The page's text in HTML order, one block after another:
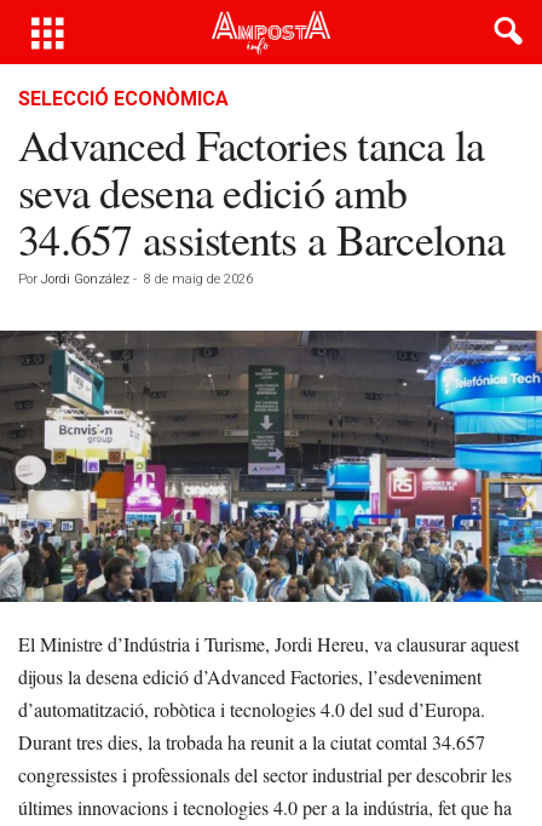
SELECCIÓ ECONÒMICA
Advanced Factories tanca la
seva desena edició amb
34.657 assistents a Barcelona
Por Jordi González - 8 de maig de 2026
El Ministre d’Indústria i Turisme, Jordi Hereu, va clausurar aquest
dijous la desena edició d’Advanced Factories, l’esdeveniment
d’automatització, robòtica i tecnologies 4.0 del sud d’Europa.
Durant tres dies, la trobada ha reunit a la ciutat comtal 34.657
congressistes i professionals del sector industrial per descobrir les
últimes innovacions i tecnologies 4.0 per a la indústria, fet que ha